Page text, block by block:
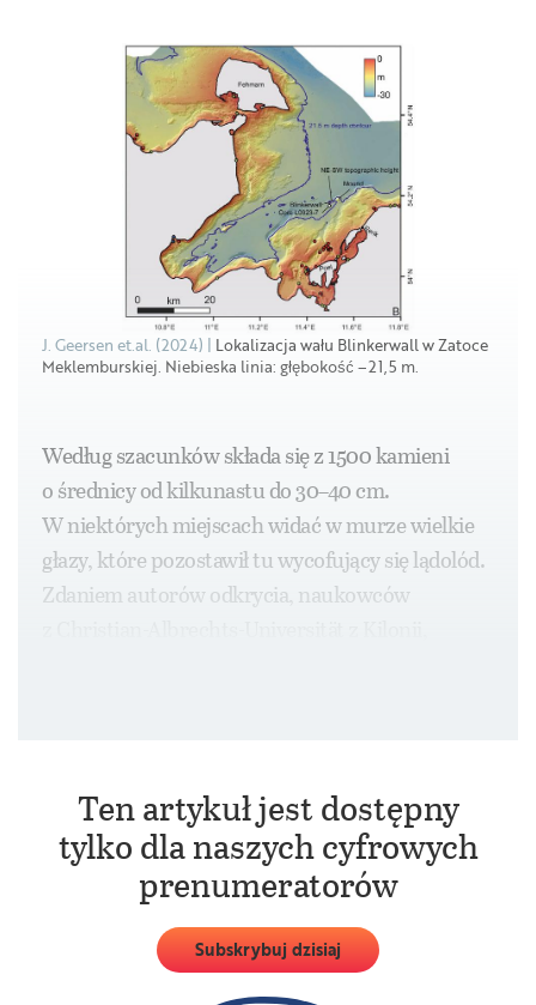
J. Geersen et.al. (2024) Lokalizacja wału Blinkerwall w Zatoce
Meklemburskiej. Niebieska linia: głębokość –21,5 m.
Według szacunków składa się z 1500 kamieni
o średnicy od kilkunastu do 30–40 cm.
W niektórych miejscach widać w murze wielkie
głazy, które pozostawił tu wycofujący się lądolód.
Zdaniem autorów odkrycia, naukowców
Ten artykuł jest dostępny
tylko dla naszych cyfrowych
prenumeratorów
Subskrybuj dzisiaj